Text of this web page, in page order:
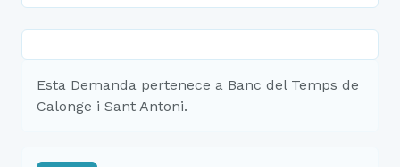
Esta Demanda pertenece a Banc del Temps de
Calonge i Sant Antoni.